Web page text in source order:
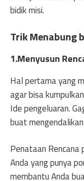
bidik misi.
Trik Menabung
1.Menyusun
Hal pertama yang
agar bisa
Ide pengeluaran.
buat
Penataan
Anda yang punya
membantu Anda